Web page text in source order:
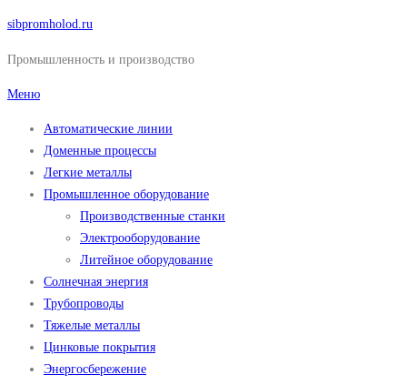
Перейти
содержимому
sibpromholod.ru
Промышленность и производство
Меню
Автоматические линии
Доменные процессы
Легкие металлы
Промышленное оборудование
Производственные станки
Электрооборудование
Литейное оборудование
Солнечная энергия
Трубопроводы
Тяжелые металлы
Цинковые покрытия
Энергосбережение